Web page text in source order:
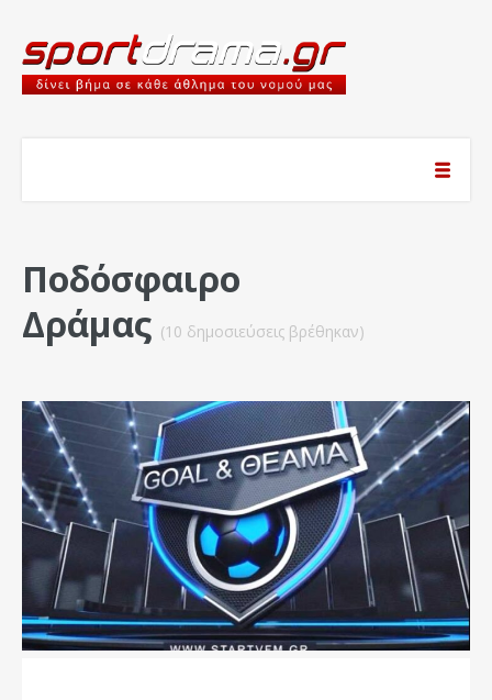
Ποδόσφαιρο
Δράμας (10 δημοσιεύσεις βρέθηκαν)